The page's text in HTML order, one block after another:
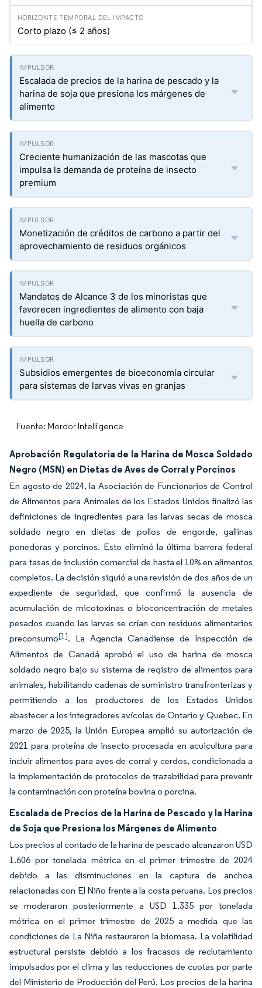
Corto plazo (≤ 2 años)
Escalada de precios de la harina de pescado y la
harina de soja que presiona los márgenes de
alimento
Creciente humanización de las mascotas que
impulsa la demanda de proteína de insecto
premium
Monetización de créditos de carbono a partir del
aprovechamiento de residuos orgánicos
Mandatos de Alcance 3 de los minoristas que
favorecen ingredientes de alimento con baja
huella de carbono
Subsidios emergentes de bioeconomía circular
para sistemas de larvas vivas en granjas
Fuente: Mordor Intelligence
Aprobación Regulatoria de la Harina de Mosca Soldado
Negro (MSN) en Dietas de Aves de Corral y Porcinos
En agosto de 2024, la Asociación de Funcionarios de Control
de Alimentos para Animales de los Estados Unidos finalizó las
definiciones de ingredientes para las larvas secas de mosca
soldado negro en dietas de pollos de engorde, gallinas
ponedoras y porcinos. Esto eliminó la última barrera federal
para tasas de inclusión comercial de hasta el 10% en alimentos
completos. La decisión siguió a una revisión de dos años de un
expediente de seguridad, que confirmó la ausencia de
acumulación de micotoxinas o bioconcentración de metales
pesados cuando las larvas se crían con residuos alimentarios
preconsumo[1]. La Agencia Canadiense de Inspección de
Alimentos de Canadá aprobó el uso de harina de mosca
soldado negro bajo su sistema de registro de alimentos para
animales, habilitando cadenas de suministro transfronterizas y
permitiendo a los productores de los Estados Unidos
abastecer a los integradores avícolas de Ontario y Quebec. En
marzo de 2025, la Unión Europea amplió su autorización de
2021 para proteína de insecto procesada en acuicultura para
incluir alimentos para aves de corral y cerdos, condicionada a
la implementación de protocolos de trazabilidad para prevenir
la contaminación con proteína bovina o porcina.
Escalada de Precios de la Harina de Pescado y la Harina
de Soja que Presiona los Márgenes de Alimento
Los precios al contado de la harina de pescado alcanzaron USD
1.606 por tonelada métrica en el primer trimestre de 2024
debido a las disminuciones en la captura de anchoa
relacionadas con El Niño frente a la costa peruana. Los precios
se moderaron posteriormente a USD 1.335 por tonelada
métrica en el primer trimestre de 2025 a medida que las
condiciones de La Niña restauraron la biomasa. La volatilidad
estructural persiste debido a los fracasos de reclutamiento
impulsados por el clima y las reducciones de cuotas por parte
del Ministerio de Producción del Perú. Los precios de la harina